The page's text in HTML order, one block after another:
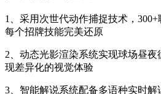
1、采用次世代动作捕捉技术，
每个招牌技能完美还原
2、动态光影渲染系统实现球场昼
现差异化的视觉体验
3、智能解说系统配备多语种实时